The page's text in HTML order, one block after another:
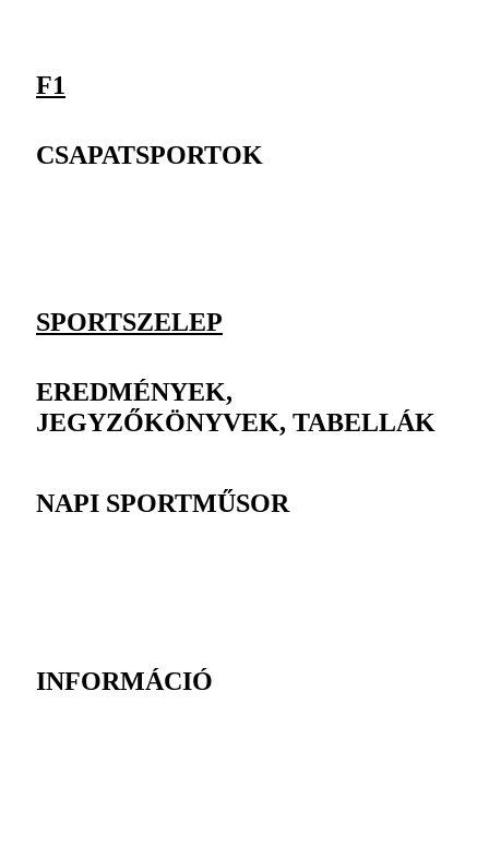
F1
CSAPATSPORTOK
SPORTSZELEP
EREDMÉNYEK,
JEGYZŐKÖNYVEK, TABELLÁK
NAPI SPORTMŰSOR
INFORMÁCIÓ